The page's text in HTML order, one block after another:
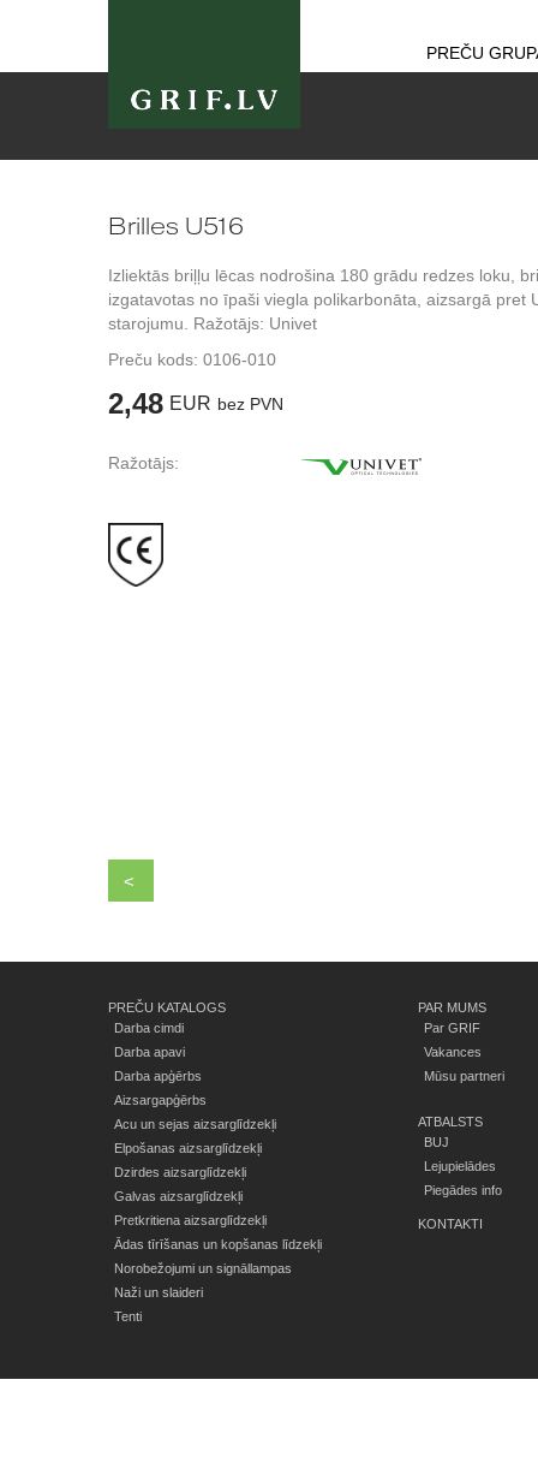
PREČU
Brilles U516
Izliektās briļļu lēcas nodrošina 180 grādu redzes loku,
izgatavotas no īpaši viegla polikarbonāta, aizsargā pret
starojumu. Ražotājs: Univet
Preču kods: 0106-010
2,48 EUR bez PVN
Ražotājs:
<
PREČU KATALOGS
Darba cimdi
Darba apavi
Darba apģērbs
Aizsargapģērbs
Acu un sejas aizsarglīdzekļi
Elpošanas aizsarglīdzekļi
Dzirdes aizsarglīdzekļi
Galvas aizsarglīdzekļi
Pretkritiena aizsarglīdzekļi
Ādas tīrīšanas un kopšanas līdzekļi
Norobežojumi un signāllampas
Naži un slaideri
Tenti
PAR MUMS
Par GRIF
Vakances
Mūsu partneri
ATBALSTS
BUJ
Lejupielādes
Piegādes info
KONTAKTI